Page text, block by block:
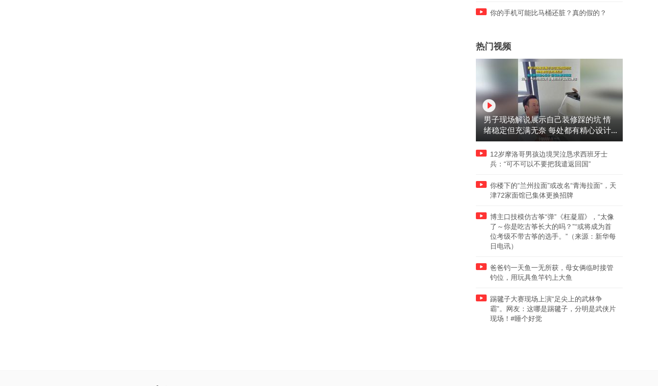
你的手机可能比马桶还脏？真的假的？
热门视频
男子现场解说展示自己装修踩的坑 情
绪稳定但充满无奈 每处都有精心设计
但每处都有瑕疵 网友：一开始我没笑
但看到洗手盆我没绷住
12岁摩洛哥男孩边境哭泣恳求西班牙士
兵：“可不可以不要把我遣返回国”
你楼下的“兰州拉面”或改名“青海拉面”，天
津72家面馆已集体更换招牌
博主口技模仿古筝“弹”《枉凝眉》，“太像
了～你是吃古筝长大的吗？”“或将成为首
位考级不带古筝的选手。”（来源：新华每
日电讯）
爸爸钓一天鱼一无所获，母女俩临时接管
钓位，用玩具鱼竿钓上大鱼
踢毽子大赛现场上演“足尖上的武林争
霸”。网友：这哪是踢毽子，分明是武侠片
现场！#睡个好觉